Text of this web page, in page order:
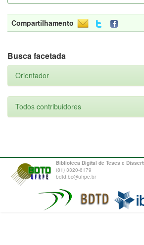
Compartilhamento
Busca facetada
Orientador
Todos contribuidores
Biblioteca Digital de Teses e
(81) 3320-6179
bdtd.bc@ufrpe.br